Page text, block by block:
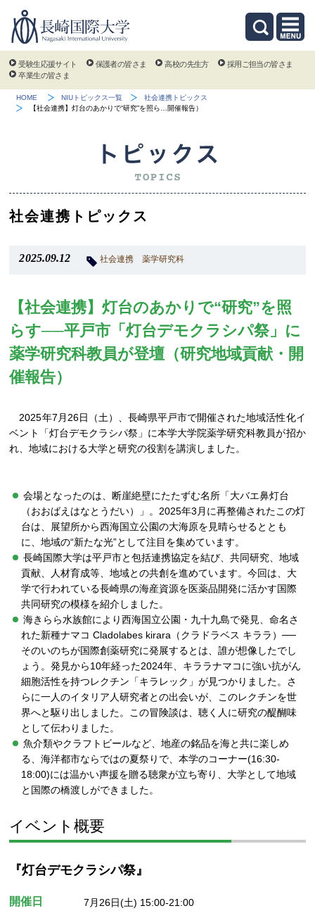
受験生応援サイト 保護者の皆さま 高校の先生方
採用ご担当の皆さま
卒業生の皆さま
HOME NIUトピックス一覧
社会連携トピックス
【社会連携】灯台のあかりで“研究”を照ら…開催報告）
社会連携トピックス
2025.09.12 社会連携 薬学研究科
【社会連携】灯台のあかりで“研究”を照
らす──平戸市「灯台デモクラシパ祭」に
薬学研究科教員が登壇（研究地域貢献・開
催報告）
2025年7月26日（土）、長崎県平戸市で開催された地域活性化イ
ベント「灯台デモクラシパ祭」に本学大学院薬学研究科教員が招か
れ、地域における大学と研究の役割を講演しました。
会場となったのは、断崖絶壁にたたずむ名所「大バエ鼻灯台
（おおばえはなとうだい）」。2025年3月に再整備されたこの灯
台は、展望所から西海国立公園の大海原を見晴らせるととも
に、地域の“新たな光”として注目を集めています。
長崎国際大学は平戸市と包括連携協定を結び、共同研究、地域
貢献、人材育成等、地域との共創を進めています。今回は、大
学で行われている長崎県の海産資源を医薬品開発に活かす国際
共同研究の模様を紹介しました。
海きらら水族館により西海国立公園・九十九島で発見、命名さ
れた新種ナマコ Cladolabes kirara（クラドラベス キララ）──
そのいのちが国際創薬研究に発展するとは、誰が想像したでし
ょう。発見から10年経った2024年、キララナマコに強い抗がん
細胞活性を持つレクチン「キラレック」が見つかりました。さ
らに一人のイタリア人研究者との出会いが、このレクチンを世
界へと駆り出しました。この冒険談は、聴く人に研究の醍醐味
として伝わりました。
魚介類やクラフトビールなど、地産の銘品を海と共に楽しめ
る、海洋都市ならではの夏祭りで、本学のコーナー(16:30-
18:00)には温かい声援を贈る聴衆が立ち寄り、大学として地域
と国際の橋渡しができました。
イベント概要
『灯台デモクラシパ祭』
開催日 7月26日(土) 15:00-21:00